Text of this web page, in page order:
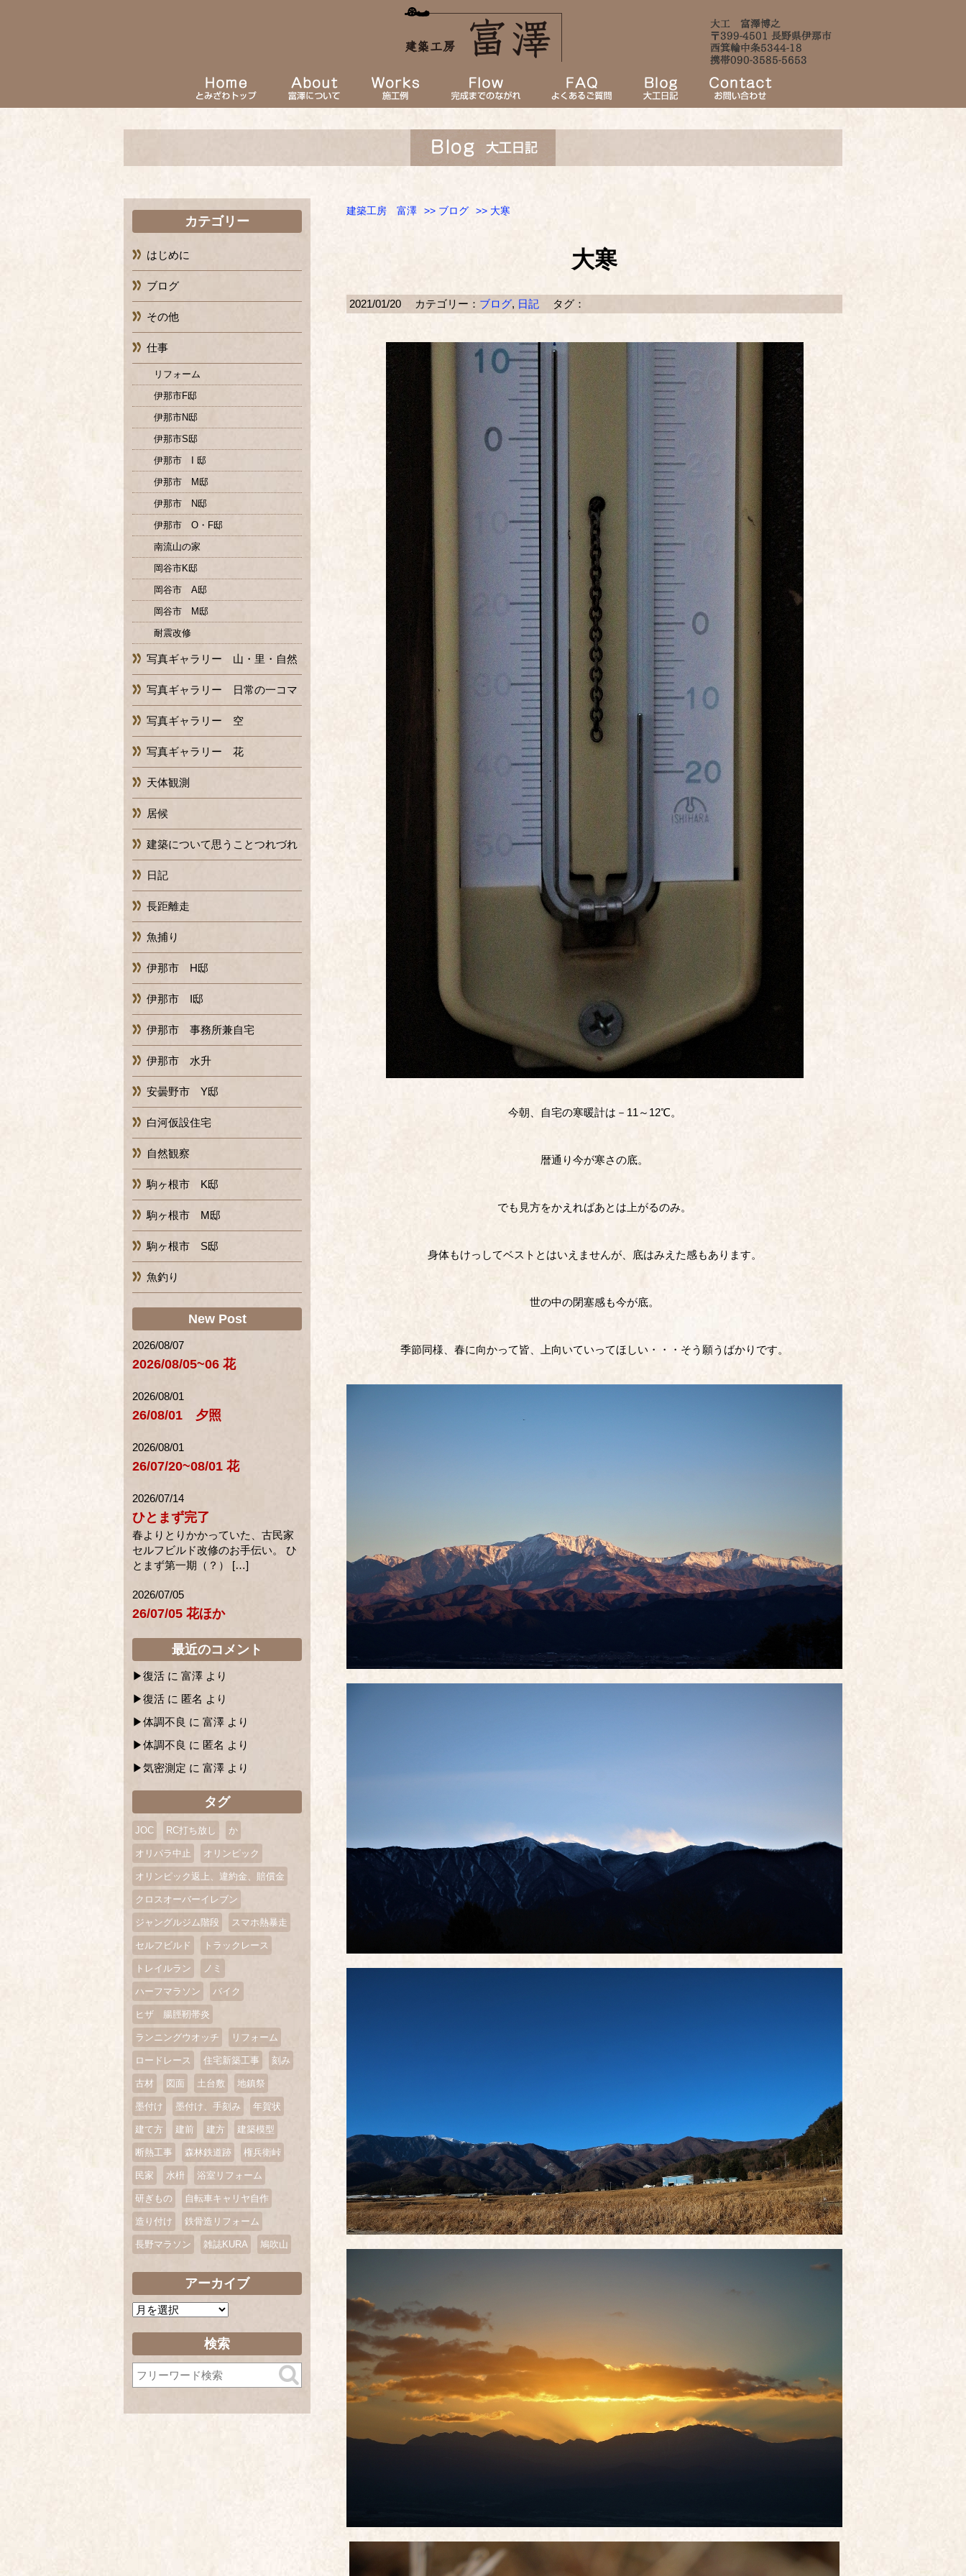
建築工房 富澤 >> ブログ >> 大寒
大寒
2021/01/20 カテゴリー： ブログ, 日記 タグ：
今朝、自宅の寒暖計は－11～12℃。
暦通り今が寒さの底。
でも見方をかえればあとは上がるのみ。
身体もけっしてベストとはいえませんが、底はみえた感もあります。
世の中の閉塞感も今が底。
季節同様、春に向かって皆、上向いていってほしい・・・そう願うばかりです。
カテゴリー
はじめに
ブログ
その他
仕事
リフォーム
伊那市F邸
伊那市N邸
伊那市S邸
伊那市 I 邸
伊那市 M邸
伊那市 N邸
伊那市 O・F邸
南流山の家
岡谷市K邸
岡谷市 A邸
岡谷市 M邸
耐震改修
写真ギャラリー 山・里・自然
写真ギャラリー 日常の一コマ
写真ギャラリー 空
写真ギャラリー 花
天体観測
居候
建築について思うことつれづれ
日記
長距離走
魚捕り
伊那市 H邸
伊那市 I邸
伊那市 事務所兼自宅
伊那市 水升
安曇野市 Y邸
白河仮設住宅
自然観察
駒ヶ根市 K邸
駒ヶ根市 M邸
駒ヶ根市 S邸
魚釣り
New Post
2026/08/07
2026/08/05~06 花
2026/08/01
26/08/01 夕照
2026/08/01
26/07/20~08/01 花
2026/07/14
ひとまず完了
春よりとりかかっていた、古民家
セルフビルド改修のお手伝い。 ひ
とまず第一期（？） […]
2026/07/05
26/07/05 花ほか
最近のコメント
復活 に 富澤 より
復活 に 匿名 より
体調不良 に 富澤 より
体調不良 に 匿名 より
気密測定 に 富澤 より
タグ
JOC RC打ち放し か
オリパラ中止 オリンピック
オリンピック返上、違約金、賠償金
クロスオーバーイレブン
ジャングルジム階段 スマホ熱暴走
セルフビルド トラックレース
トレイルラン ノミ
ハーフマラソン バイク
ヒザ 腸脛靭帯炎
ランニングウオッチ リフォーム
ロードレース 住宅新築工事 刻み
古材 図面 土台敷 地鎮祭
墨付け 墨付け、手刻み 年賀状
建て方 建前 建方 建築模型
断熱工事 森林鉄道跡 権兵衛峠
民家 水枡 浴室リフォーム
研ぎもの 自転車キャリヤ自作
造り付け 鉄骨造リフォーム
長野マラソン 雑誌KURA 鳩吹山
アーカイブ
ア
イ
ブ
検索